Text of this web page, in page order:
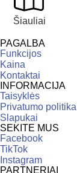
Šiauliai
PAGALBA
Funkcijos
Kaina
Kontaktai
INFORMACIJA
Taisyklės
Privatumo politika
Slapukai
SEKITE MUS
Facebook
TikTok
Instagram
PARTNERIAI